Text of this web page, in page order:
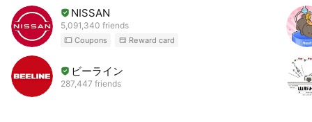
NISSAN
5,091,340 friends
Coupons Reward card
ビーライン
287,447 friends